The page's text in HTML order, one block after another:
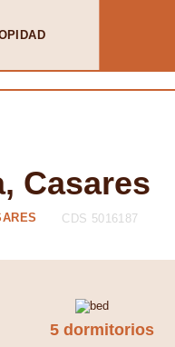
Casares
CDS 5016187
5 dormitorios